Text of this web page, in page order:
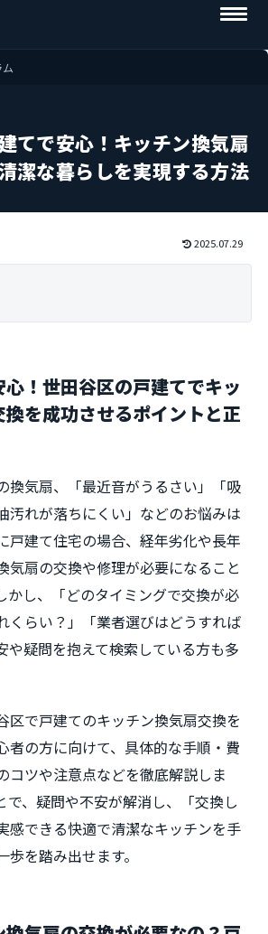
てで安心！キッチン換気扇
潔な暮らしを実現する方法
2025.07.29
！世田谷区の戸建てでキッ
を成功させるポイントと正
換気扇、「最近音がうるさい」「吸
汚れが落ちにくい」などのお悩みは
戸建て住宅の場合、経年劣化や長年
気扇の交換や修理が必要になること
かし、「どのタイミングで交換が必
くらい？」「業者選びはどうすれば
や疑問を抱えて検索している方も多
区で戸建てのキッチン換気扇交換を
者の方に向けて、具体的な手順・費
コツや注意点などを徹底解説しま
で、疑問や不安が解消し、「交換し
感できる快適で清潔なキッチンを手
を踏み出せます。